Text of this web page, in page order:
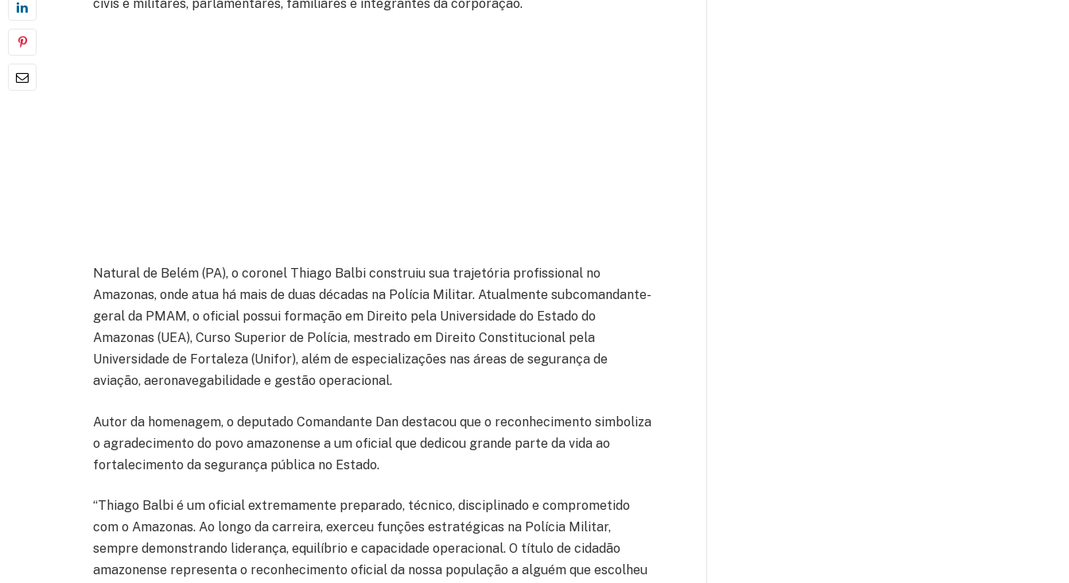
civis e militares, parlamentares, familiares e integrantes da corporação.
Natural de Belém (PA), o coronel Thiago Balbi construiu sua trajetória profissional no
Amazonas, onde atua há mais de duas décadas na Polícia Militar. Atualmente subcomandante-
geral da PMAM, o oficial possui formação em Direito pela Universidade do Estado do
Amazonas (UEA), Curso Superior de Polícia, mestrado em Direito Constitucional pela
Universidade de Fortaleza (Unifor), além de especializações nas áreas de segurança de
aviação, aeronavegabilidade e gestão operacional.
Autor da homenagem, o deputado Comandante Dan destacou que o reconhecimento simboliza
o agradecimento do povo amazonense a um oficial que dedicou grande parte da vida ao
fortalecimento da segurança pública no Estado.
“Thiago Balbi é um oficial extremamente preparado, técnico, disciplinado e comprometido
com o Amazonas. Ao longo da carreira, exerceu funções estratégicas na Polícia Militar,
sempre demonstrando liderança, equilíbrio e capacidade operacional. O título de cidadão
amazonense representa o reconhecimento oficial da nossa população a alguém que escolheu